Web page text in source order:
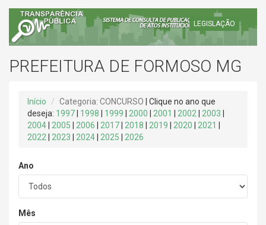
LEGISLAÇÃO
PREFEITURA DE FORMOSO MG
Início Categoria: CONCURSO | Clique no ano que
deseja: 1997 1998 1999 2000 2001 2002 2003
2004
2005 2006 2017 2018 2019 2020 2021
2022
2023 2024 2025 2026
Ano
Mês